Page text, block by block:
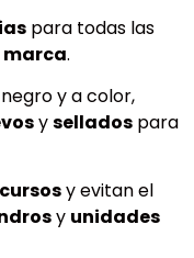
para todas las
marca.
negro y a color,
ysellados para
y evitan el
y unidades